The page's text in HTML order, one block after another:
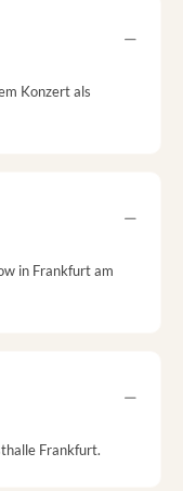
Konzert als
in Frankfurt am
Frankfurt.